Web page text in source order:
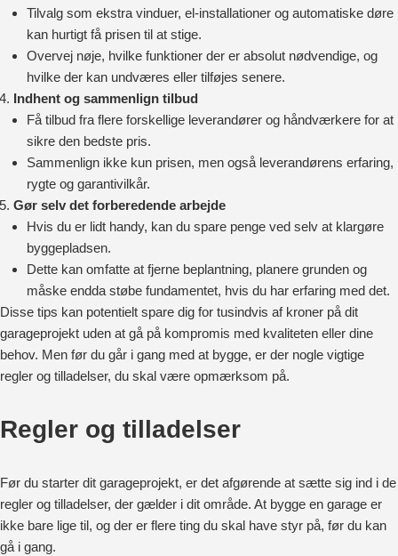
Tilvalg som ekstra vinduer, el-installationer og automatiske døre
kan hurtigt få prisen til at stige.
Overvej nøje, hvilke funktioner der er absolut nødvendige, og
hvilke der kan undværes eller tilføjes senere.
Indhent og sammenlign tilbud
Få tilbud fra flere forskellige leverandører og håndværkere for at
sikre den bedste pris.
Sammenlign ikke kun prisen, men også leverandørens erfaring,
rygte og garantivilkår.
Gør selv det forberedende arbejde
Hvis du er lidt handy, kan du spare penge ved selv at klargøre
byggepladsen.
Dette kan omfatte at fjerne beplantning, planere grunden og
måske endda støbe fundamentet, hvis du har erfaring med det.
Disse tips kan potentielt spare dig for tusindvis af kroner på dit
garageprojekt uden at gå på kompromis med kvaliteten eller dine
behov. Men før du går i gang med at bygge, er der nogle vigtige
regler og tilladelser, du skal være opmærksom på.
Regler og tilladelser
Før du starter dit garageprojekt, er det afgørende at sætte sig ind i de
regler og tilladelser, der gælder i dit område. At bygge en garage er
ikke bare lige til, og der er flere ting du skal have styr på, før du kan
gå i gang.